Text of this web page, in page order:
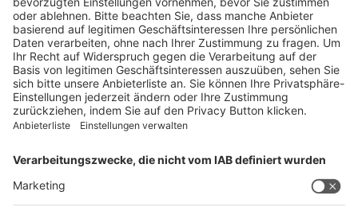
Weitblick
WEITERES AUS DEM VERLAG
Reisemobil International